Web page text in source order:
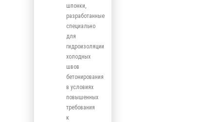
шпонки,
разработанные
специально
для
гидроизоляции
холодных
швов
бетонирования
в условиях
повышенных
требования
к